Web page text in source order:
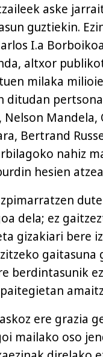
aske
guztiekin.
I.a
altxor
milaka
ditudan
Nelson
Bertrand
nahiz
hesien
dela; ez
gizakiari bere
gaitasuna
berdintasunik
ere grazia
mailako oso